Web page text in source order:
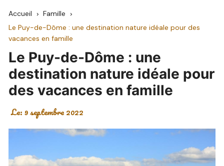
Accueil
Famille
Le Puy-de-Dôme : une destination nature idéale pour des
vacances en famille
Le Puy-de-Dôme : une
destination nature idéale pour
des vacances en famille
Le:9 septembre 2022